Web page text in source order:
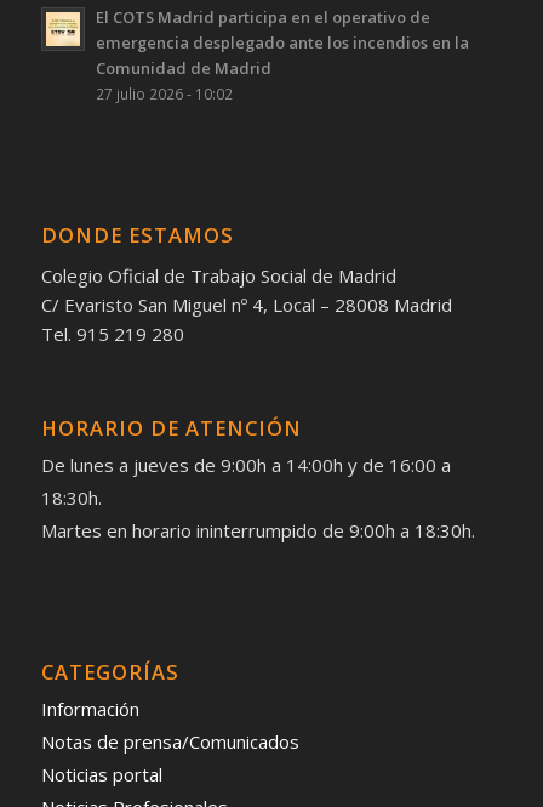
El COTS Madrid participa en el operativo de
emergencia desplegado ante los incendios en la
Comunidad de Madrid
27 julio 2026 - 10:02
DONDE ESTAMOS
Colegio Oficial de Trabajo Social de Madrid
C/ Evaristo San Miguel nº 4, Local – 28008 Madrid
Tel. 915 219 280
HORARIO DE ATENCIÓN
De lunes a jueves de 9:00h a 14:00h y de 16:00 a
18:30h.
Martes en horario ininterrumpido de 9:00h a 18:30h.
CATEGORÍAS
Información
Notas de prensa/Comunicados
Noticias portal